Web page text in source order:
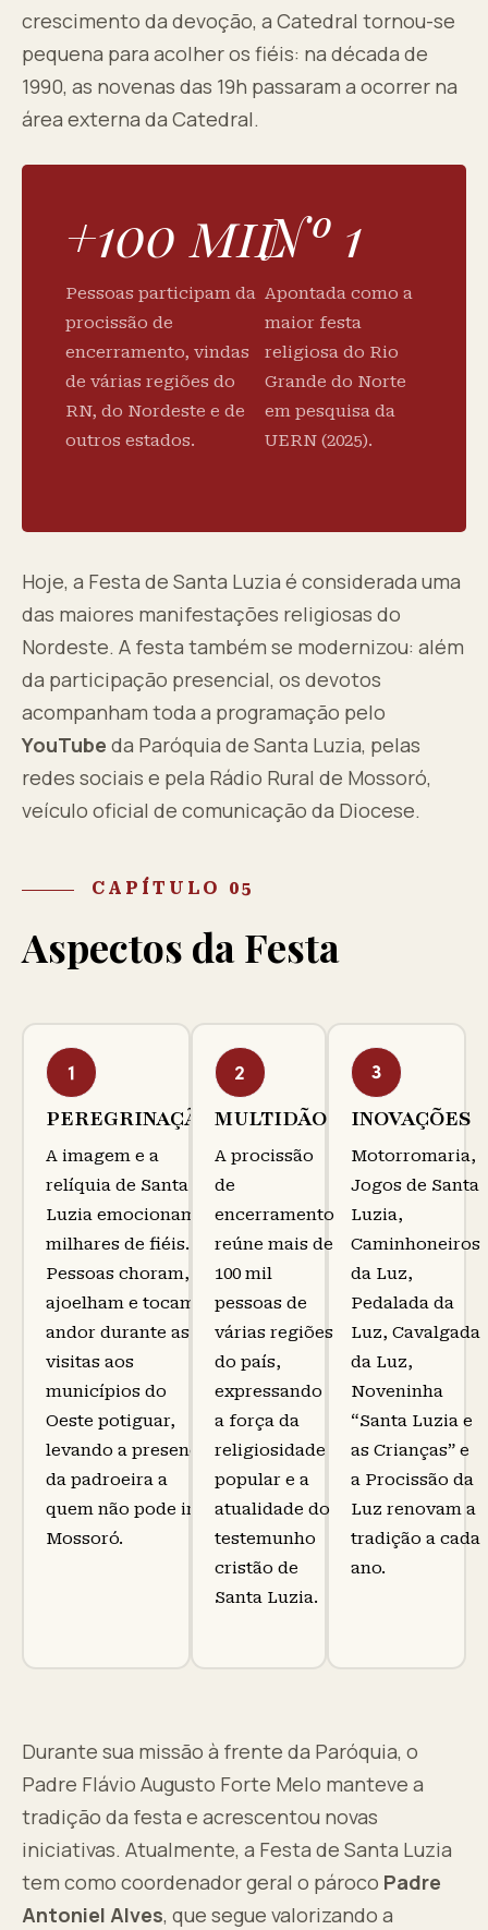
crescimento da devoção, a Catedral tornou-se
pequena para acolher os fiéis: na década de
1990, as novenas das 19h passaram a ocorrer na
área externa da Catedral.
+100 mil
Pessoas participam da
procissão de
encerramento, vindas
de várias regiões do
RN, do Nordeste e de
outros estados.
Nº 1
Apontada como a
maior festa
religiosa do Rio
Grande do Norte
em pesquisa da
UERN (2025).
Hoje, a Festa de Santa Luzia é considerada uma
das maiores manifestações religiosas do
Nordeste. A festa também se modernizou: além
da participação presencial, os devotos
acompanham toda a programação pelo
YouTube da Paróquia de Santa Luzia, pelas
redes sociais e pela Rádio Rural de Mossoró,
veículo oficial de comunicação da Diocese.
CAPÍTULO 05
Aspectos da Festa
PEREGRINAÇÃO
A imagem e a
relíquia de Santa
Luzia emocionam
milhares de fiéis.
Pessoas choram, se
ajoelham e tocam o
andor durante as
visitas aos
municípios do
Oeste potiguar,
levando a presença
da padroeira a
quem não pode ir a
Mossoró.
INOVAÇÕES
Motorromaria,
Jogos de Santa
Luzia,
Caminhoneiros
da Luz,
Pedalada da
Luz, Cavalgada
da Luz,
Noveninha
“Santa Luzia e
as Crianças” e
a Procissão da
Luz renovam a
tradição a cada
ano.
MULTIDÃO
A procissão
de
encerramento
reúne mais de
100 mil
pessoas de
várias regiões
do país,
expressando
a força da
religiosidade
popular e a
atualidade do
testemunho
cristão de
Santa Luzia.
Durante sua missão à frente da Paróquia, o
Padre Flávio Augusto Forte Melo manteve a
tradição da festa e acrescentou novas
iniciativas. Atualmente, a Festa de Santa Luzia
tem como coordenador geral o pároco Padre
Antoniel Alves, que segue valorizando a